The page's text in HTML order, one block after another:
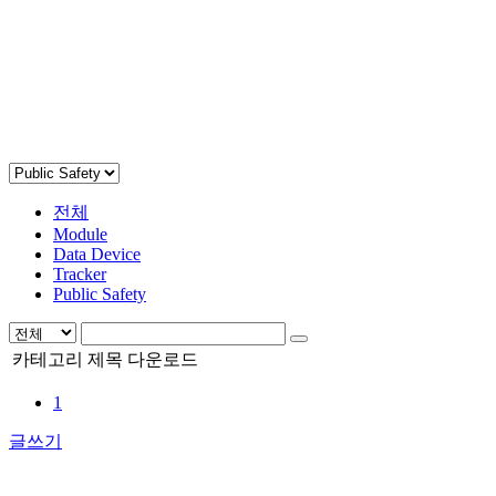
전체
Module
Data Device
Tracker
Public Safety
카테고리 제목 다운로드
1
글쓰기